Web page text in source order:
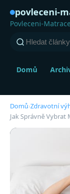
povleceni-
Povleceni-
Domů
Domů›Zdravotní
Jak Správně Vybrat